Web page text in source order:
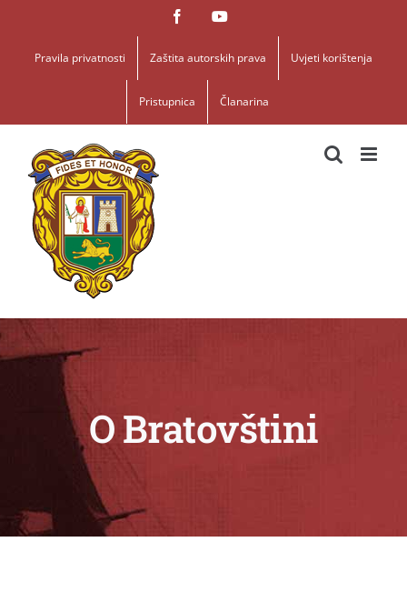
content
FacebookYouTube
Pravila privatnosti Zaštita autorskih prava Uvjeti korištenja
Pristupnica Članarina
O Bratovštini